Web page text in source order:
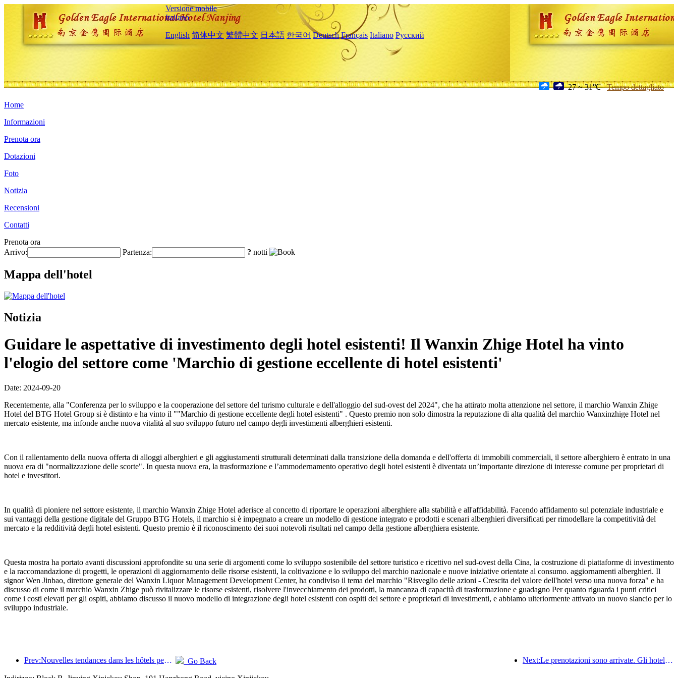
Versione mobile
Italiano
English 简体中文 繁體中文 日本語 한국어 Deutsch Français Italiano Русский
27 ~ 31℃ Tempo dettagliato
Home
Informazioni
Prenota ora
Dotazioni
Foto
Notizia
Recensioni
Contatti
Prenota ora
Arrivo:
Partenza: ? notti
Mappa dell'hotel
Notizia
Guidare le aspettative di investimento degli hotel esistenti! Il Wanxin Zhige Hotel ha vinto
l'elogio del settore come 'Marchio di gestione eccellente di hotel esistenti'
Date: 2024-09-20
Recentemente, alla "Conferenza per lo sviluppo e la cooperazione del settore del turismo culturale e dell'alloggio del sud-ovest del 2024", che ha attirato molta attenzione nel settore, il marchio Wanxin Zhige
Hotel del BTG Hotel Group si è distinto e ha vinto il ""Marchio di gestione eccellente degli hotel esistenti" . Questo premio non solo dimostra la reputazione di alta qualità del marchio Wanxinzhige Hotel nel
mercato esistente, ma infonde anche nuova vitalità al suo sviluppo futuro nel campo degli investimenti alberghieri esistenti.
Con il rallentamento della nuova offerta di alloggi alberghieri e gli aggiustamenti strutturali determinati dalla transizione della domanda e dell'offerta di immobili commerciali, il settore alberghiero è entrato in una
nuova era di "normalizzazione delle scorte". In questa nuova era, la trasformazione e l’ammodernamento operativo degli hotel esistenti è diventata un’importante direzione di interesse comune per proprietari di
hotel e investitori.
In qualità di pioniere nel settore esistente, il marchio Wanxin Zhige Hotel aderisce al concetto di riportare le operazioni alberghiere alla stabilità e all'affidabilità. Facendo affidamento sul potenziale industriale e
sui vantaggi della gestione digitale del Gruppo BTG Hotels, il marchio si è impegnato a creare un modello di gestione integrato e prodotti e scenari alberghieri diversificati per rimodellare la competitività del
mercato e la redditività degli hotel esistenti. Questo premio è il riconoscimento dei suoi notevoli risultati nel campo della gestione alberghiera esistente.
Questa mostra ha portato avanti discussioni approfondite su una serie di argomenti come lo sviluppo sostenibile del settore turistico e ricettivo nel sud-ovest della Cina, la costruzione di piattaforme di investimento
e la raccomandazione di progetti, le operazioni di aggiornamento delle risorse esistenti, la coltivazione e lo sviluppo del marchio nazionale e nuove iniziative orientate al consumo. aggiornamenti alberghieri. Il
signor Wen Jinbao, direttore generale del Wanxin Liquor Management Development Center, ha condiviso il tema del marchio "Risveglio delle azioni - Crescita del valore dell'hotel verso una nuova forza" e ha
discusso di come il marchio Wanxin Zhige può rivitalizzare le risorse esistenti, risolvere l'invecchiamento dei prodotti, la mancanza di capacità di trasformazione e guadagno Per quanto riguarda i punti critici
come i costi elevati per gli ospiti, abbiamo discusso il nuovo modello di integrazione degli hotel esistenti con ospiti del settore e proprietari di investimenti, e abbiamo ulteriormente attivato un nuovo slancio per lo
sviluppo industriale.
Prev:Nouvelles tendances dans les hôtels pendant la fête nationale 2024 : les post-00 portent le Hanfu et séjournent dans la « State Guesthouse » pour boire du thé et apprendre la calligraphie afin de démontrer leur confiance culturelle Next:Le prenotazioni sono arrivate. Gli hotel e i commercianti di B&B sono ugualmente popolari tra le prenotazioni. I tassi medi di prenotazione per la Giornata Nazionale sono rispettivamente del 24,97% e del 24,49%.
Go Back